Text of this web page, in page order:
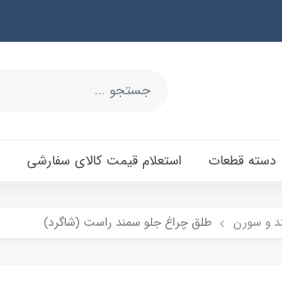
دسته قطعات استعلام قیمت کالای سفارشی
و سورن طلق چراغ جلو سمند راست (شاگرد)